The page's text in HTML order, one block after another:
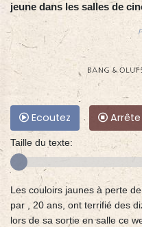
jeune dans les salles de
Ecoutez
Taille du texte:
Les couloirs jaunes à perte
par , 20 ans, ont terrifié des
lors de sa sortie en salle ce